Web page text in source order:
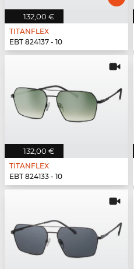
132,00 €
TITANFLEX
EBT 824137 - 10
132,00 €
TITANFLEX
EBT 824133 - 10